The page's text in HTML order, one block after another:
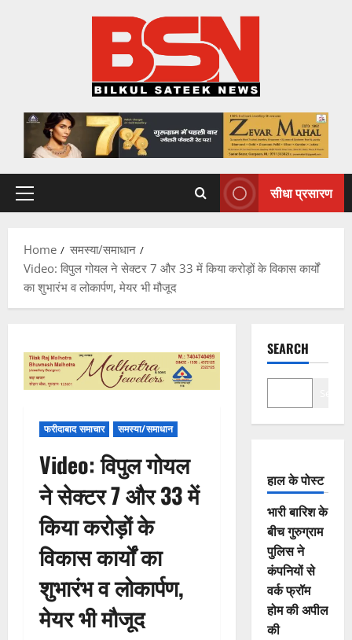
Primary
सीधा प्रसारण
Home
समस्या/समाधान
Video: विपुल गोयल ने सेक्टर 7 और 33 में किया करोड़ों के विकास कार्यों
का शुभारंभ व लोकार्पण, मेयर भी मौजूद
फरीदाबाद समाचार समस्या/समाधान
Video: विपुल गोयल
ने सेक्टर 7 और 33 में
किया करोड़ों के
विकास कार्यों का
शुभारंभ व लोकार्पण,
मेयर भी मौजूद
SEARCH
हाल के पोस्ट
भारी बारिश के
बीच गुरुग्राम
पुलिस ने
कंपनियों से
वर्क फ्रॉम
होम की अपील
की